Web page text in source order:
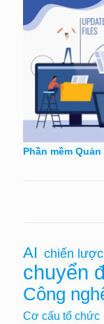
Phần mềm
AI chiến lược
chuyển
Công
Cơ cấu tổ chức